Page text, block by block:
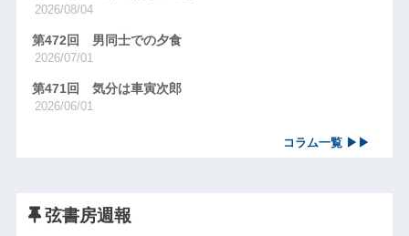
2026/08/04
第472回 男同士での夕食
2026/07/01
第471回 気分は車寅次郎
2026/06/01
コラム一覧 ▶▶
弦書房週報